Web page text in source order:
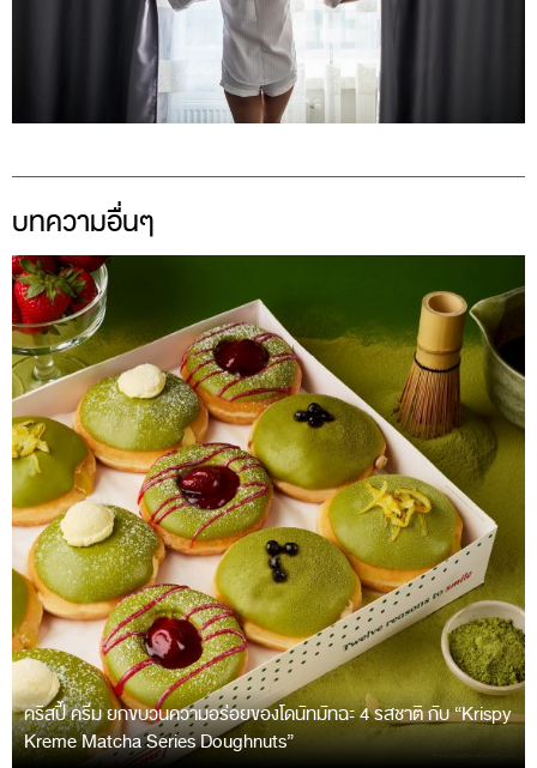
บทความอื่นๆ
คริสปี้ ครีม ยกขบวนความอร่อยของโดนัทมัทฉะ 4 รสชาติ กับ “Krispy
Kreme Matcha Series Doughnuts”